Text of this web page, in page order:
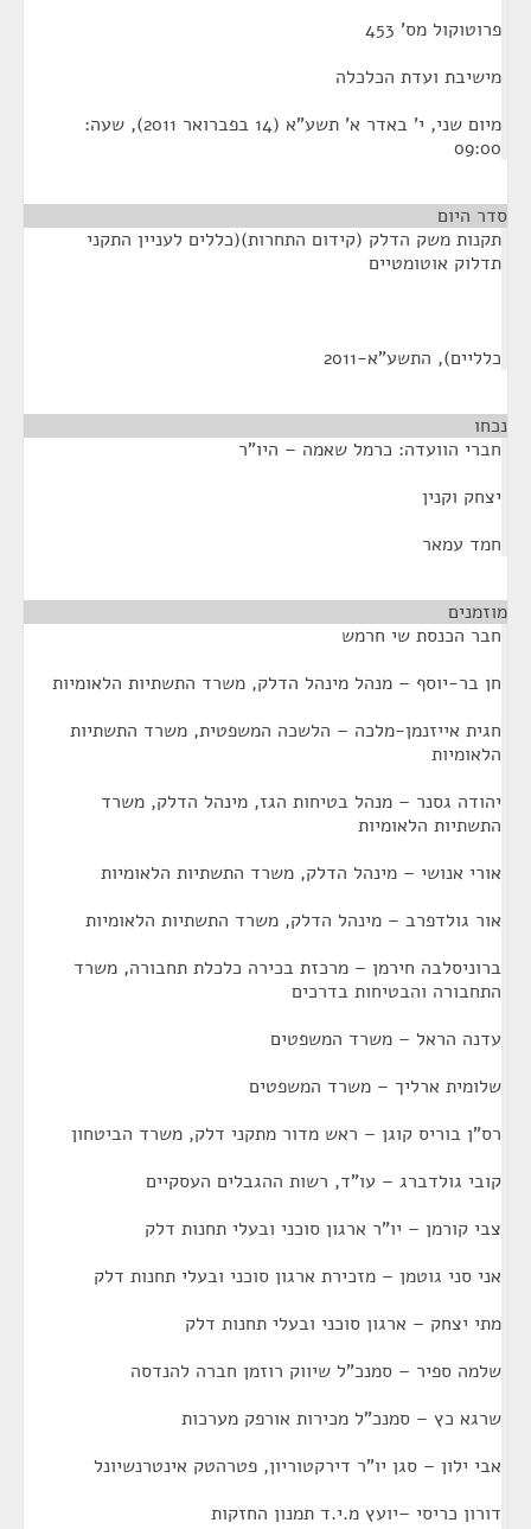
פרוטוקול מס' 453
מישיבת ועדת הכלכלה
מיום שני, י' באדר א' תשע"א (14 בפברואר 2011), שעה:
09:00
סדר היום
תקנות משק הדלק (קידום התחרות)(כללים לעניין התקני
תדלוק אוטומטיים
כלליים), התשע"א-2011
נכחו
חברי הוועדה: כרמל שאמה – היו"ר
יצחק וקנין
חמד עמאר
מוזמנים
חבר הכנסת שי חרמש
חן בר-יוסף – מנהל מינהל הדלק, משרד התשתיות הלאומיות
חגית אייזנמן-מלכה – הלשכה המשפטית, משרד התשתיות
הלאומיות
יהודה גסנר – מנהל בטיחות הגז, מינהל הדלק, משרד
התשתיות הלאומיות
אורי אנושי – מינהל הדלק, משרד התשתיות הלאומיות
אור גולדפרב – מינהל הדלק, משרד התשתיות הלאומיות
ברוניסלבה חירמן – מרכזת בכירה כלכלת תחבורה, משרד
התחבורה והבטיחות בדרכים
עדנה הראל – משרד המשפטים
שלומית ארליך – משרד המשפטים
רס"ן בוריס קוגן – ראש מדור מתקני דלק, משרד הביטחון
קובי גולדברג – עו"ד, רשות ההגבלים העסקיים
צבי קורמן – יו"ר ארגון סוכני ובעלי תחנות דלק
אני סני גוטמן – מזכירת ארגון סוכני ובעלי תחנות דלק
מתי יצחק – ארגון סוכני ובעלי תחנות דלק
שלמה ספיר – סמנכ"ל שיווק רוזמן חברה להנדסה
שרגא כץ – סמנכ"ל מכירות אורפק מערכות
אבי ילון – סגן יו"ר דירקטוריון, פטרהטק אינטרנשיונל
דורון כריסי –יועץ מ.י.ד תמנון החזקות